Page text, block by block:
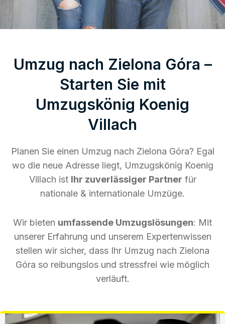
Umzug nach Zielona Góra –
Starten Sie mit
Umzugskönig Koenig
Villach
Planen Sie einen Umzug nach Zielona Góra? Egal
wo die neue Adresse liegt, Umzugskönig Koenig
Villach ist Ihr zuverlässiger Partner für
nationale & internationale Umzüge.
Wir bieten umfassende Umzugslösungen: Mit
unserer Erfahrung und unserem Expertenwissen
stellen wir sicher, dass Ihr Umzug nach Zielona
Góra so reibungslos und stressfrei wie möglich
verläuft.